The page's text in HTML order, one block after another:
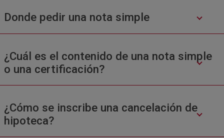
Donde pedir una nota simple
¿Cuál es el contenido de una nota simple
o una certificación?
¿Cómo se inscribe una cancelación de
hipoteca?